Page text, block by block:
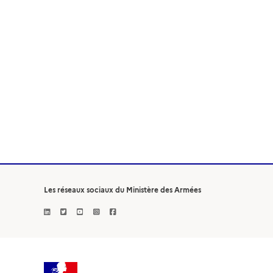
Les réseaux sociaux du Ministère des Armées